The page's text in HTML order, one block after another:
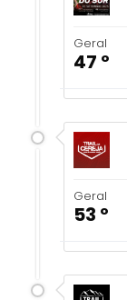
Geral
47 º
Geral
53 º